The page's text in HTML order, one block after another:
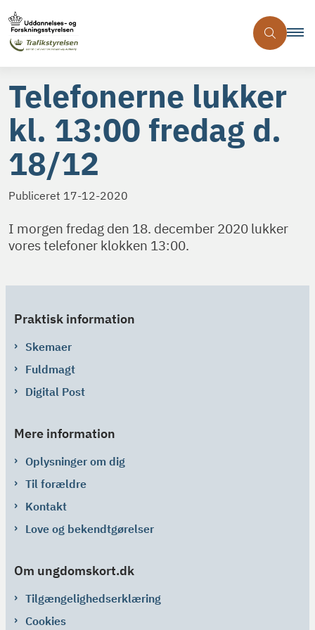
Telefonerne lukker
kl. 13:00 fredag d.
18/12
Publiceret 17-12-2020
I morgen fredag den 18. december 2020 lukker
vores telefoner klokken 13:00.
Praktisk information
Skemaer
Fuldmagt
Digital Post
Mere information
Oplysninger om dig
Til forældre
Kontakt
Love og bekendtgørelser
Om ungdomskort.dk
Tilgængelighedserklæring
Cookies